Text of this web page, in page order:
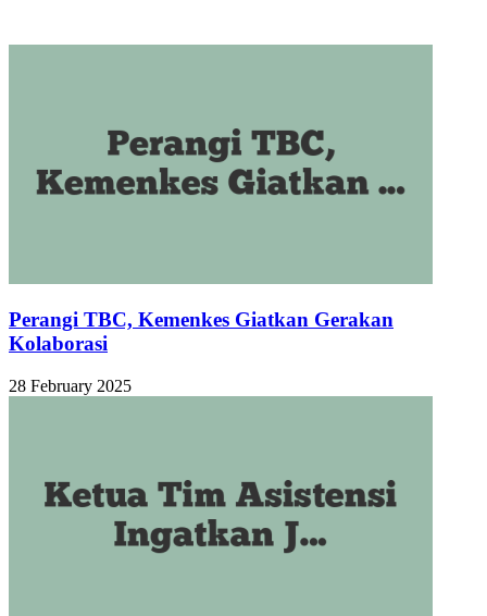
Perangi TBC, Kemenkes Giatkan Gerakan
Kolaborasi
28 February 2025